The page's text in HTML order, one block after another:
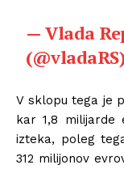
— Vlada
V sklopu tega je
kar 1,8 milijarde
izteka, poleg
312 milijonov